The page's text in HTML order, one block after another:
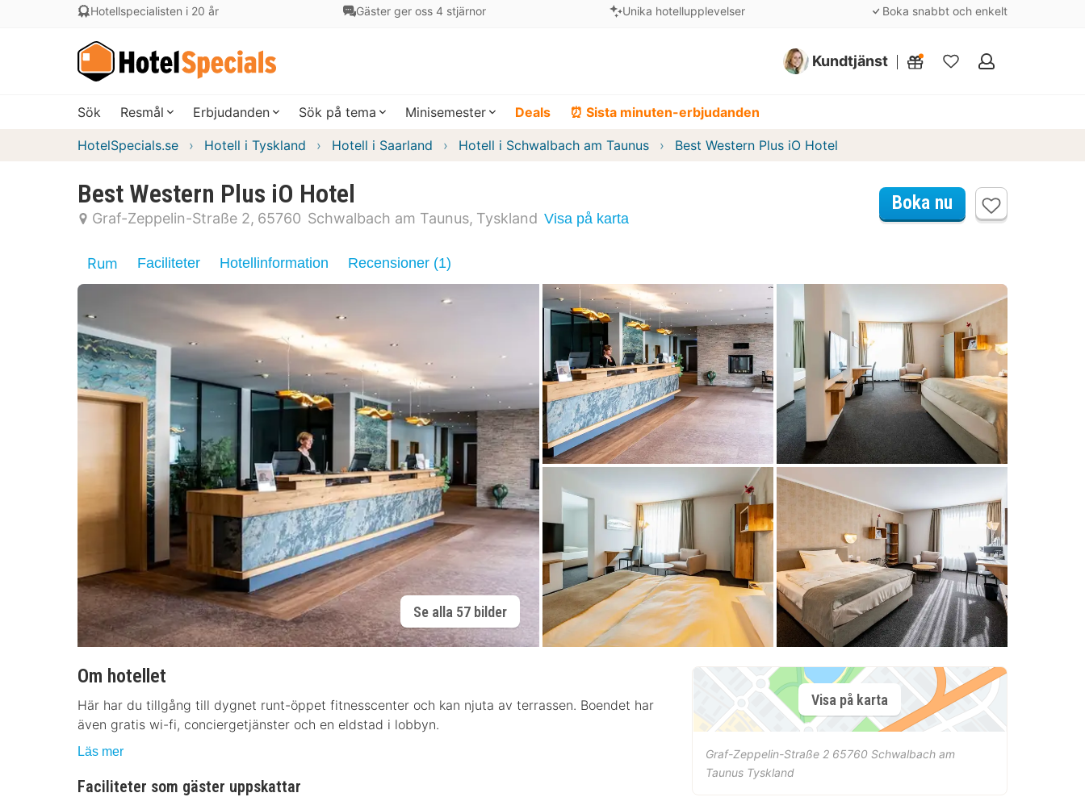
Hotellspecialisten i 20 år Gäster ger oss 4 stjärnor Unika hotellupplevelser Boka snabbt och enkelt
Kundtjänst
Mina
Sök Resmål Erbjudanden Sök på tema Minisemester Deals ⏰ Sista minuten-erbjudanden
HotelSpecials.se Hotell i Tyskland Hotell i Saarland Hotell i Schwalbach am Taunus Best Western Plus iO Hotel
Best Western Plus iO Hotel
Graf-Zeppelin-Straße 2 65760 Schwalbach am Taunus Tyskland Visa på karta
Boka nu
Rum Faciliteter Hotellinformation Recensioner (1)
Se alla 57 bilder
Om hotellet
Här har du tillgång till dygnet runt-öppet fitnesscenter och kan njuta av terrassen. Boendet har
även gratis wi-fi, conciergetjänster och en eldstad i lobbyn.
Läs mer
Faciliteter som gäster uppskattar
Visa på karta
Graf-Zeppelin-Straße 2 65760 Schwalbach am
Taunus Tyskland